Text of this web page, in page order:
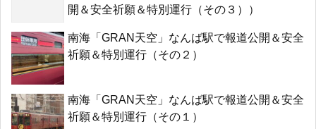
開＆安全祈願＆特別運行（その３））
南海「GRAN天空」なんば駅で報道公開＆安全
祈願＆特別運行（その２）
南海「GRAN天空」なんば駅で報道公開＆安全
祈願＆特別運行（その１）